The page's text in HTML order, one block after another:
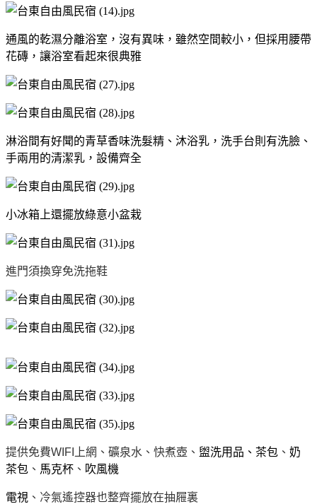
通風的乾濕分離浴室，沒有異味，雖然空間較小，但採用腰帶
花磚，讓浴室看起來很典雅
淋浴間有好聞的青草香味洗髮精、沐浴乳，洗手台則有洗臉、
手兩用的清潔乳，設備齊全
小冰箱上還擺放綠意小盆栽
進門須換穿免洗拖鞋
提供免費WIFI上網、礦泉水、快煮壺、 盥洗用品、茶包 、 奶
茶包 、 馬克杯 、 吹風機
電視 、冷氣遙控器也整齊擺放在抽屜裏